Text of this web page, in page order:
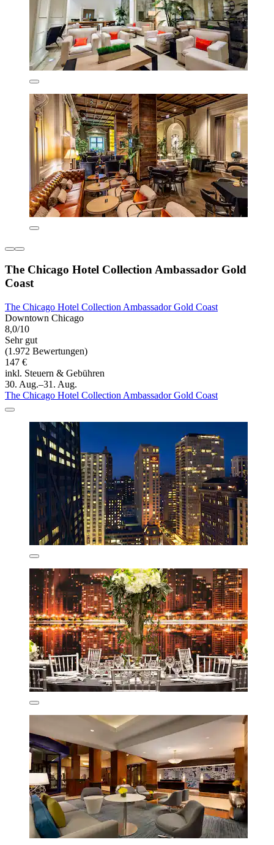
The Chicago Hotel Collection Ambassador Gold
Coast
The Chicago Hotel Collection Ambassador Gold Coast
Downtown Chicago
8,0/10
Sehr gut
(1.972 Bewertungen)
147 €
inkl. Steuern & Gebühren
30. Aug.–31. Aug.
The Chicago Hotel Collection Ambassador Gold Coast